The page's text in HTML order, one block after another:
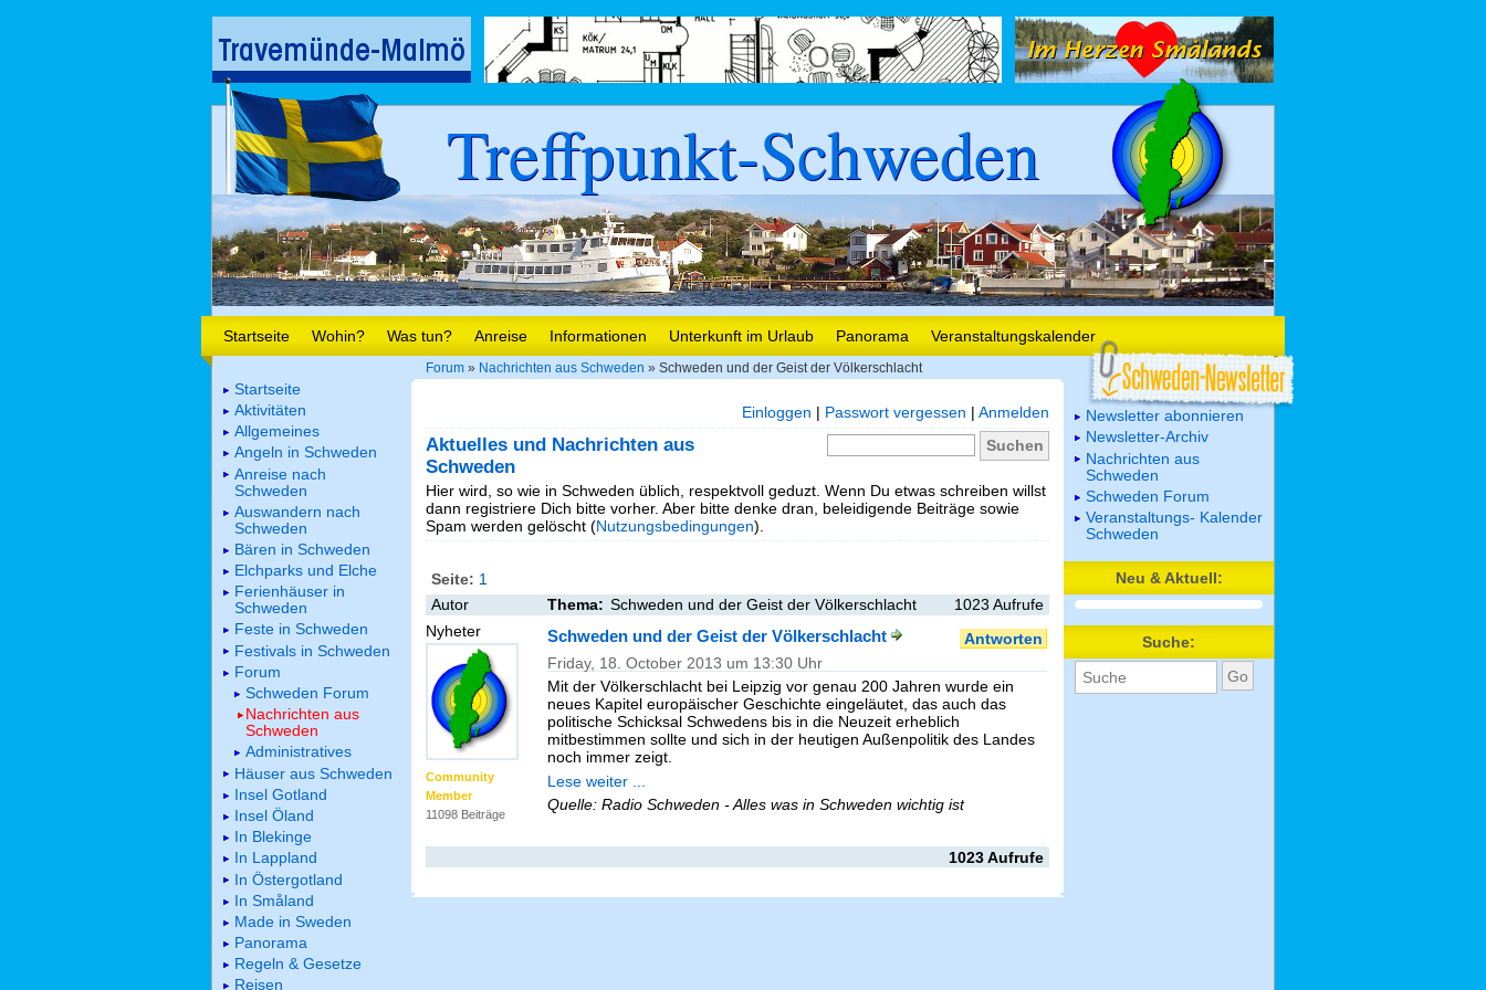
Treffpunkt-Schweden
Startseite Wohin? Was tun? Anreise Informationen Unterkunft im Urlaub Panorama Veranstaltungskalender
Forum » Nachrichten aus Schweden » Schweden und der Geist der Völkerschlacht
Einloggen | Passwort vergessen | Anmelden
Aktuelles und Nachrichten aus
Schweden
Hier wird, so wie in Schweden üblich, respektvoll geduzt. Wenn Du etwas schreiben willst
dann registriere Dich bitte vorher. Aber bitte denke dran, beleidigende Beiträge sowie
Spam werden gelöscht (Nutzungsbedingungen).
Seite: 1
Autor
Thema: Schweden und der Geist der Völkerschlacht
1023 Aufrufe
Nyheter
Community
Member
11098 Beiträge
Antworten
Schweden und der Geist der Völkerschlacht
Friday, 18. October 2013 um 13:30 Uhr
Mit der Völkerschlacht bei Leipzig vor genau 200 Jahren wurde ein
neues Kapitel europäischer Geschichte eingeläutet, das auch das
politische Schicksal Schwedens bis in die Neuzeit erheblich
mitbestimmen sollte und sich in der heutigen Außenpolitik des Landes
noch immer zeigt.
Lese weiter ...
Quelle: Radio Schweden - Alles was in Schweden wichtig ist
1023 Aufrufe
Startseite
Aktivitäten
Allgemeines
Angeln in Schweden
Anreise nach
Schweden
Auswandern nach
Schweden
Bären in Schweden
Elchparks und Elche
Ferienhäuser in
Schweden
Feste in Schweden
Festivals in Schweden
Forum
Schweden Forum
Nachrichten aus
Schweden
Administratives
Häuser aus Schweden
Insel Gotland
Insel Öland
In Blekinge
In Lappland
In Östergotland
In Småland
Made in Sweden
Panorama
Regeln & Gesetze
Reisen
Newsletter abonnieren
Newsletter-Archiv
Nachrichten aus
Schweden
Schweden Forum
Veranstaltungs- Kalender
Schweden
Neu & Aktuell:
Suche: